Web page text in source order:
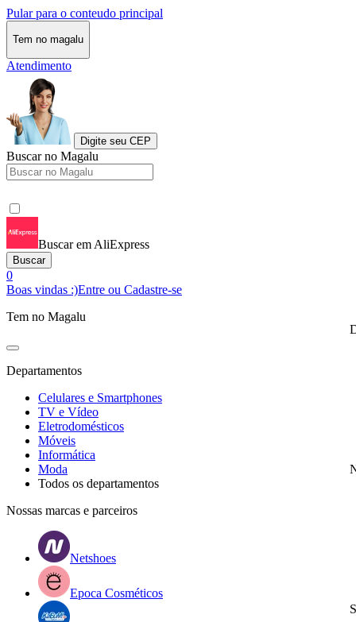
Pular para o conteudo principal
Tem no magalu
Atendimento
Digite seu CEP
Buscar no Magalu
Buscar em AliExpress
Buscar
0
Boas vindas :)Entre ou Cadastre-se
Tem no Magalu
Departamentos
Celulares e Smartphones
TV e Vídeo
Eletrodomésticos
Móveis
Informática
Moda
Todos os departamentos
Nossas marcas e parceiros
Netshoes
Epoca Cosméticos